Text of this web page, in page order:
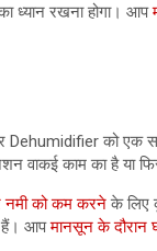
ध्यान रखना होगा। आप
को एक
वाकई काम का है या
नमी को कम करनेके लिए
हैं। आपमानसून के